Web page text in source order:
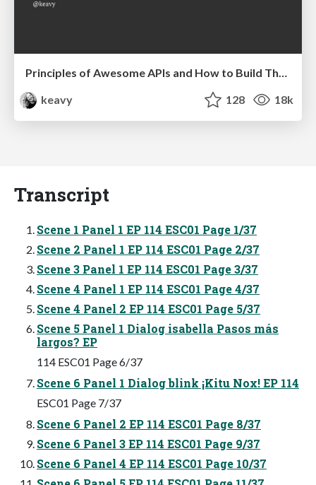
Principles of Awesome APIs and How to Build Them.
keavy
128 18k
Transcript
Scene 1 Panel 1 EP 114 ESC01 Page 1/37
Scene 2 Panel 1 EP 114 ESC01 Page 2/37
Scene 3 Panel 1 EP 114 ESC01 Page 3/37
Scene 4 Panel 1 EP 114 ESC01 Page 4/37
Scene 4 Panel 2 EP 114 ESC01 Page 5/37
Scene 5 Panel 1 Dialog isabella Pasos más
largos? EP
114 ESC01 Page 6/37
Scene 6 Panel 1 Dialog blink ¡Kitu Nox! EP 114
ESC01 Page 7/37
Scene 6 Panel 2 EP 114 ESC01 Page 8/37
Scene 6 Panel 3 EP 114 ESC01 Page 9/37
Scene 6 Panel 4 EP 114 ESC01 Page 10/37